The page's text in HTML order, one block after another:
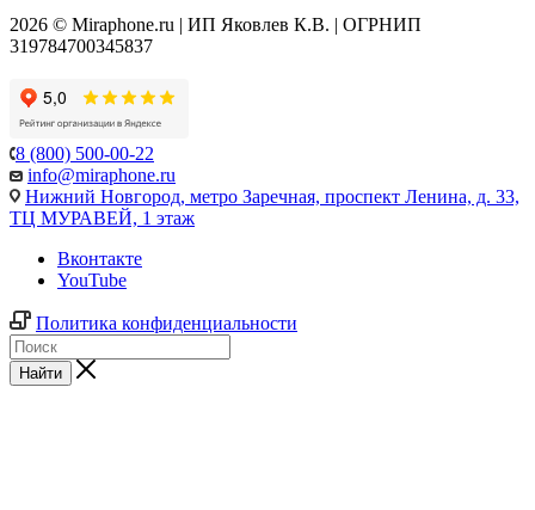
2026 © Miraphone.ru | ИП Яковлев К.В. | ОГРНИП
319784700345837
8 (800) 500-00-22
info@miraphone.ru
Нижний Новгород, метро Заречная, проспект Ленина, д. 33,
ТЦ МУРАВЕЙ, 1 этаж
Вконтакте
YouTube
Политика конфиденциальности
Найти